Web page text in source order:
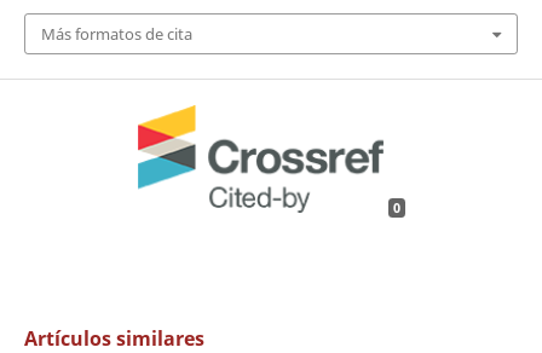
Más formatos de cita
0
Artículos similares